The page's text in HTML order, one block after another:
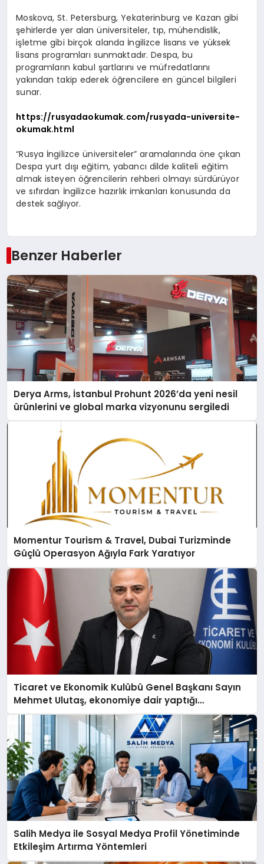
Moskova, St. Petersburg, Yekaterinburg ve Kazan gibi
şehirlerde yer alan üniversiteler, tıp, mühendislik,
işletme gibi birçok alanda İngilizce lisans ve yüksek
lisans programları sunmaktadır. Despa, bu
programların kabul şartlarını ve müfredatlarını
yakından takip ederek öğrencilere en güncel bilgileri
sunar.
https://rusyadaokumak.com/rusyada-universite-
okumak.html
“Rusya İngilizce üniversiteler” aramalarında öne çıkan
Despa yurt dışı eğitim, yabancı dilde kaliteli eğitim
almak isteyen öğrencilerin rehberi olmayı sürdürüyor
ve sıfırdan İngilizce hazırlık imkanları konusunda da
destek sağlıyor.
Benzer Haberler
Derya Arms, İstanbul Prohunt 2026’da yeni nesil
ürünlerini ve global marka vizyonunu sergiledi
Momentur Tourism & Travel, Dubai Turizminde
Güçlü Operasyon Ağıyla Fark Yaratıyor
Ticaret ve Ekonomik Kulübü Genel Başkanı Sayın
Mehmet Ulutaş, ekonomiye dair yaptığı
açıklamada şunları kaydetti:
Salih Medya ile Sosyal Medya Profil Yönetiminde
Etkileşim Artırma Yöntemleri